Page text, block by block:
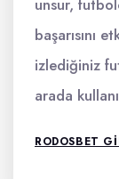
unsur,
başarısını
izlediğiniz
arada
RODOSBET